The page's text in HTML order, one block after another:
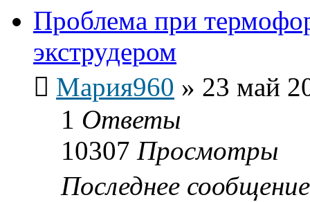
Проблема при
экструдером
Мария960 » 23 май
1 Ответы
10307 Просмотры
Последнее